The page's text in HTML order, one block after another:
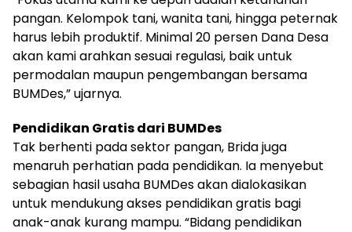
pangan. Kelompok tani, wanita tani, hingga peternak
harus lebih produktif. Minimal 20 persen Dana Desa
akan kami arahkan sesuai regulasi, baik untuk
permodalan maupun pengembangan bersama
BUMDes,” ujarnya.
Pendidikan Gratis dari BUMDes
Tak berhenti pada sektor pangan, Brida juga
menaruh perhatian pada pendidikan. Ia menyebut
sebagian hasil usaha BUMDes akan dialokasikan
untuk mendukung akses pendidikan gratis bagi
anak-anak kurang mampu. “Bidang pendidikan